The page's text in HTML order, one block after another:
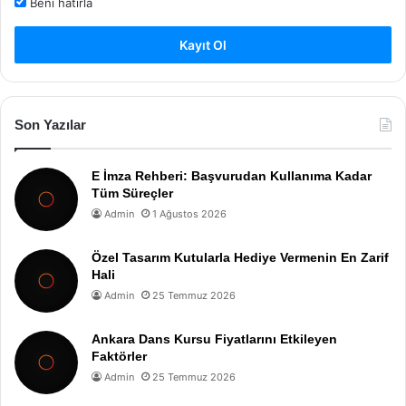
Kayıt Ol
Son Yazılar
E İmza Rehberi: Başvurudan Kullanıma Kadar
Tüm Süreçler
Admin 1 Ağustos 2026
Özel Tasarım Kutularla Hediye Vermenin En Zarif
Hali
Admin 25 Temmuz 2026
Ankara Dans Kursu Fiyatlarını Etkileyen
Faktörler
Admin 25 Temmuz 2026